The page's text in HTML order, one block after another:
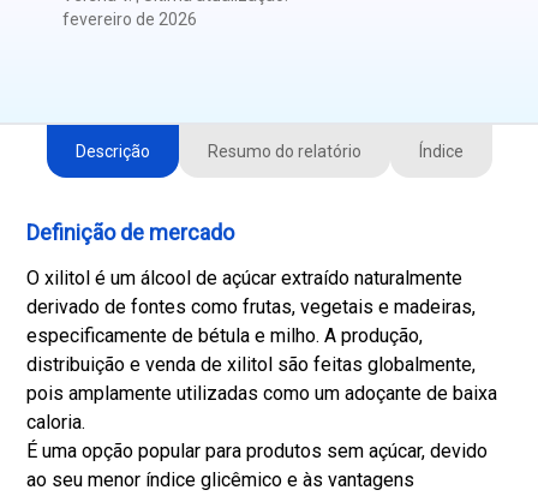
fevereiro de 2026
Descrição Resumo do relatório Índice
Definição de mercado
O xilitol é um álcool de açúcar extraído naturalmente
derivado de fontes como frutas, vegetais e madeiras,
especificamente de bétula e milho. A produção,
distribuição e venda de xilitol são feitas globalmente,
pois amplamente utilizadas como um adoçante de baixa
caloria.
É uma opção popular para produtos sem açúcar, devido
ao seu menor índice glicêmico e às vantagens